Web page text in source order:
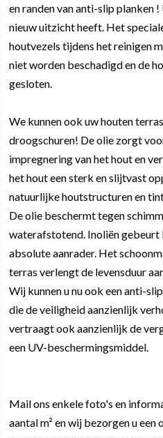
en randen van anti-slip planken
nieuw uitzicht heeft. Het
houtvezels tijdens het reinigen
niet worden beschadigd en de
gesloten.
We kunnen ook uw houten
droogschuren! De olie zorgt
impregnering van het hout en
het hout een sterk en slijtvast
natuurlijke houtstructuren en
De olie beschermt tegen
waterafstotend. Inoliën gebeurt
absolute aanrader. Het
terras verlengt de levensduur
Wij kunnen u nu ook een anti-
die de veiligheid aanzienlijk
vertraagt ook aanzienlijk de
een UV-beschermingsmiddel.
Mail ons enkele foto's en
aantal m² en wij bezorgen u een